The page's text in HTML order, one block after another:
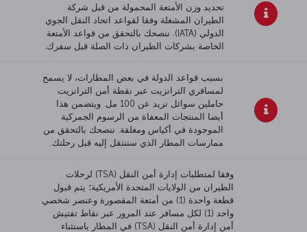
تحديد وزن الأمتعة المحمولة من قبل شركة
الطيران المشغلة وفقا لقواعد اتحاد النقل الجوي
الدولي (IATA). ننصحك بالتحقق من قواعد الأمتعة
الخاصة بشركات الطيران ذات الصلة قبل سفرك.
بسبب قواعد الدولة في بعض المطارات، لا يسمح
لمسافري الترانزيت عبر نقطة أمن الترانزيت
حاملين سوائل تزيد عن 100 مل. ويتضمن هذا
أيضا المنتجات المعفاة من الرسوم الجمركية
الموجودة في أكياس ومغلقة. ننصحك بالتحقق من
ممارسات المطار الذي ستنتقل إليه قبل رحلتك.
وفقا لمتطلبات إدارة أمن النقل (TSA) لرحلات
الطيران من الولايات المتحدة الأمريكية؛ يتم قبول
قطعة واحدة (1) من أمتعة المقصورة وعنصر شخصي
واحد (1) لكل مسافر عند المرور عبر نقاط تفتيش
أمن إدارة أمن النقل (TSA) في المطار باستثناء